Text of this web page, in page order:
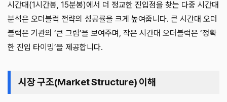
시간대(1시간봉, 15분봉)에서 더 정교한 진입점을 찾는 다중 시간대
분석은 오더블럭 전략의 성공률을 크게 높여줍니다. 큰 시간대 오더
블럭은 기관의 ‘큰 그림’을 보여주며, 작은 시간대 오더블럭은 ‘정확
한 진입 타이밍’을 제공합니다.
시장 구조(Market Structure) 이해